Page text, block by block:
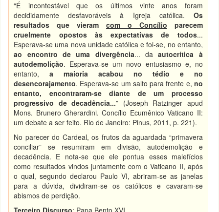
“É incontestável que os últimos vinte anos foram
decididamente desfavoráveis à Igreja católica. Os
resultados que vieram com o Concílio parecem
cruelmente opostos às expectativas de todos...
Esperava-se uma nova unidade católica e foi-se, no entanto,
ao encontro de uma divergência... daautocrítica à
autodemolição. Esperava-se um novo entusiasmo e, no
entanto,a maioria acabou no tédio e no
desencorajamento. Esperava-se um salto para frente e, no
entanto, encontraram-se diante de um processo
progressivo de decadência...” (Joseph Ratzinger apud
Mons. Brunero Gherardini. Concílio Ecumênico Vaticano II:
um debate a ser feito. Rio de Janeiro: Pinus, 2011, p. 221).
No parecer do Cardeal, os frutos da aguardada “primavera
conciliar” se resumiram em divisão, autodemolição e
decadência. E nota-se que ele pontua esses malefícios
como resultados vindos juntamente com o Vaticano II, após
o qual, segundo declarou Paulo VI, abriram-se as janelas
para a dúvida, dividiram-se os católicos e cavaram-se
abismos de perdição.
Terceiro Discurso: Papa Bento XVI